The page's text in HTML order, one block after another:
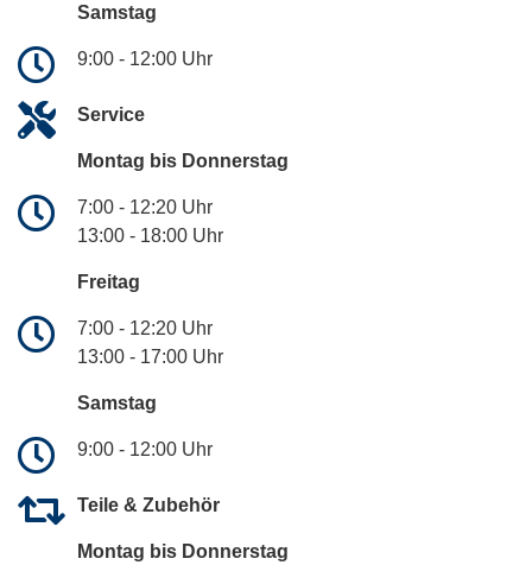
Samstag
9:00 - 12:00 Uhr
Service
Montag bis Donnerstag
7:00 - 12:20 Uhr
13:00 - 18:00 Uhr
Freitag
7:00 - 12:20 Uhr
13:00 - 17:00 Uhr
Samstag
9:00 - 12:00 Uhr
Teile & Zubehör
Montag bis Donnerstag